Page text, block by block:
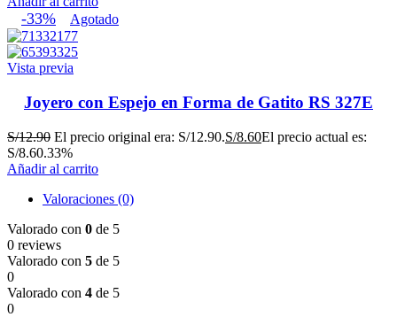
-33% Agotado
Vista previa
Joyero con Espejo en Forma de Gatito RS 327E
S/12.90 El precio original era: S/12.90.S/8.60El precio actual es:
S/8.60.33%
Añadir al carrito
Valoraciones (0)
Valorado con 0 de 5
0 reviews
Valorado con 5 de 5
0
Valorado con 4 de 5
0